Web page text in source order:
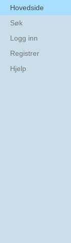
Hovedside
Søk
Logg inn
Registrer
Hjelp